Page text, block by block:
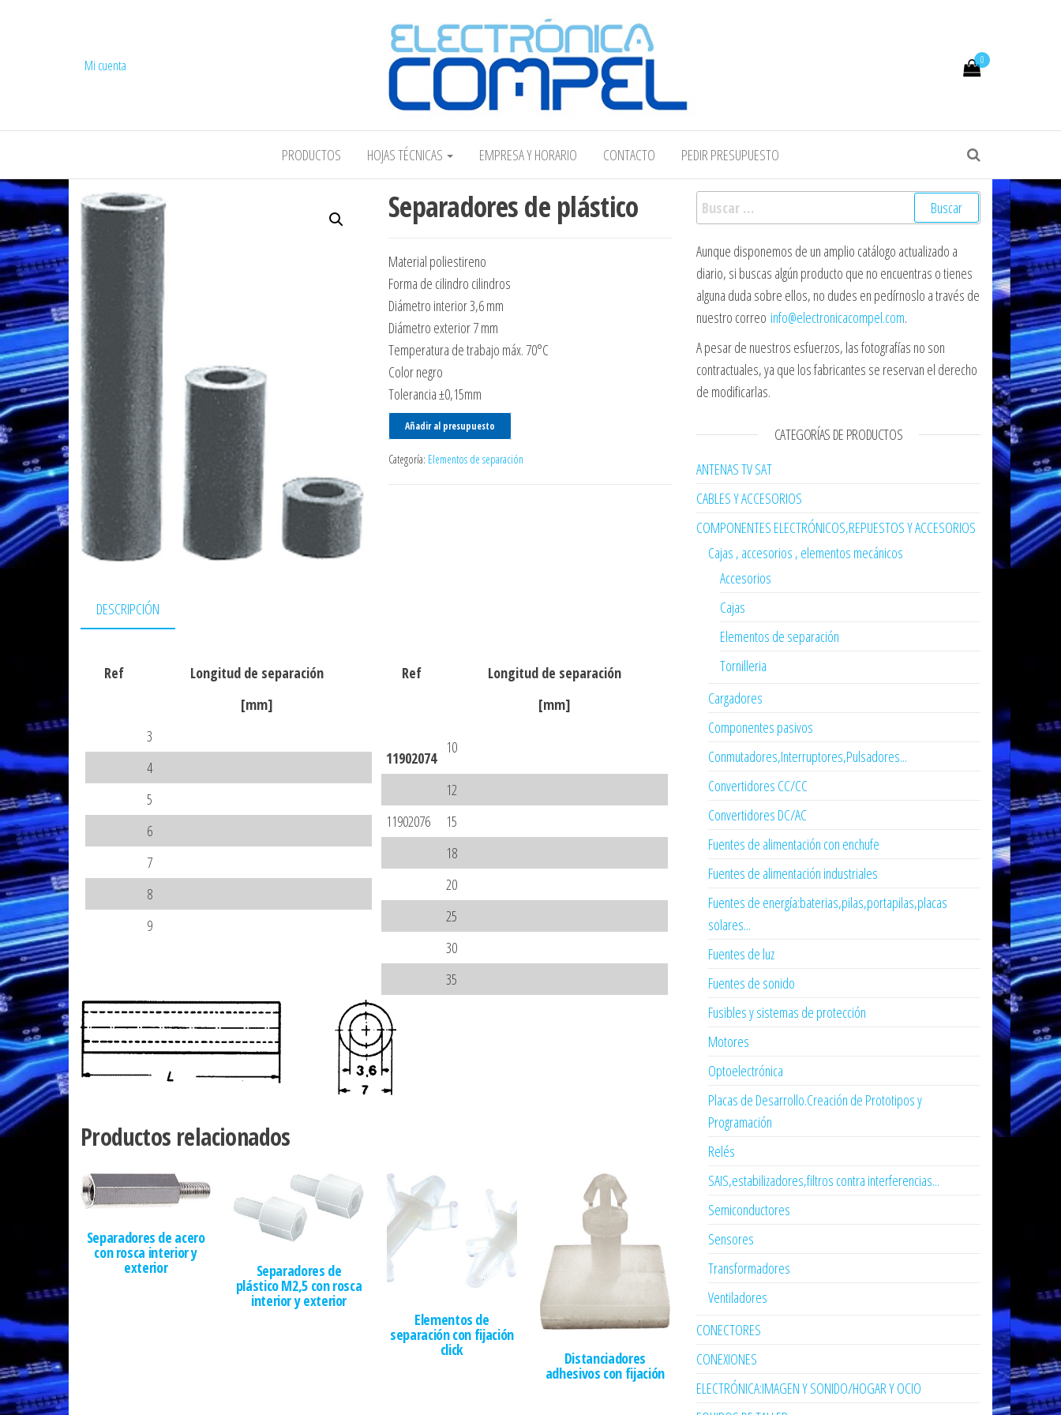
COMPEL Electrónica COMPEL
0
Mi cuenta
PRODUCTOS HOJAS TÉCNICAS EMPRESA Y HORARIO CONTACTO PEDIR PRESUPUESTO
Separadores de plástico
Material poliestireno
Forma de cilindro cilindros
Diámetro interior 3,6 mm
Diámetro exterior 7 mm
Temperatura de trabajo máx. 70°C
Color negro
Tolerancia ±0,15mm
Añadir al presupuesto
Categoría: Elementos de separación
DESCRIPCIÓN
Ref
Longitud de separación
[mm]
3
4
5
6
7
8
9
Ref
Longitud de separación
[mm]
11902074
10
12
11902076
15
18
20
25
30
35
Productos relacionados
Separadores de acero
con rosca interior y
exterior Separadores de
plástico M2,5 con rosca
interior y exterior
Elementos de
separación con fijación
click Distanciadores
adhesivos con fijación
Buscar:
Aunque disponemos de un amplio catálogo actualizado a
diario, si buscas algún producto que no encuentras o tienes
alguna duda sobre ellos, no dudes en pedírnoslo a través de
nuestro correo info@electronicacompel.com.
A pesar de nuestros esfuerzos, las fotografías no son
contractuales, ya que los fabricantes se reservan el derecho
de modificarlas.
CATEGORÍAS DE PRODUCTOS
ANTENAS TV SAT
CABLES Y ACCESORIOS
COMPONENTES ELECTRÓNICOS,REPUESTOS Y ACCESORIOS
Cajas , accesorios , elementos mecánicos
Accesorios
Cajas
Elementos de separación
Tornilleria
Cargadores
Componentes pasivos
Conmutadores,Interruptores,Pulsadores...
Convertidores CC/CC
Convertidores DC/AC
Fuentes de alimentación con enchufe
Fuentes de alimentación industriales
Fuentes de energía:baterias,pilas,portapilas,placas
solares...
Fuentes de luz
Fuentes de sonido
Fusibles y sistemas de protección
Motores
Optoelectrónica
Placas de Desarrollo.Creación de Prototipos y
Programación
Relés
SAIS,estabilizadores,filtros contra interferencias...
Semiconductores
Sensores
Transformadores
Ventiladores
CONECTORES
CONEXIONES
ELECTRÓNICA:IMAGEN Y SONIDO/HOGAR Y OCIO